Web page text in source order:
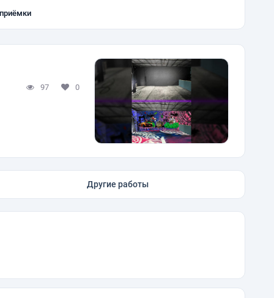
97 0
Другие работы